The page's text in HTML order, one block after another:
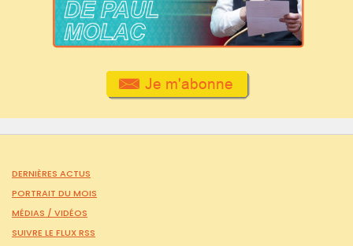
DERNIÈRES ACTUS
PORTRAIT DU MOIS
MÉDIAS / VIDÉOS
SUIVRE LE FLUX RSS